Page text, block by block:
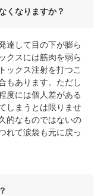
くなりますか？
達して目の下が膨ら
クスには筋肉を弱ら
ックス注射を打つこ
もあります。ただし
度には個人差がある
しまうとは限りませ
的なものではないの
れて涙袋も元に戻っ